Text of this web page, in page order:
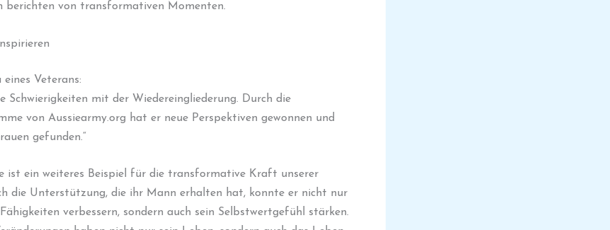
berichten von transformativen Momenten.
eines Veterans:
Schwierigkeiten mit der Wiedereingliederung. Durch die
von Aussiearmy.org hat er neue Perspektiven gewonnen und
gefunden.“
ist ein weiteres Beispiel für die transformative Kraft unserer
die Unterstützung, die ihr Mann erhalten hat, konnte er nicht nur
verbessern, sondern auch sein Selbstwertgefühl stärken.